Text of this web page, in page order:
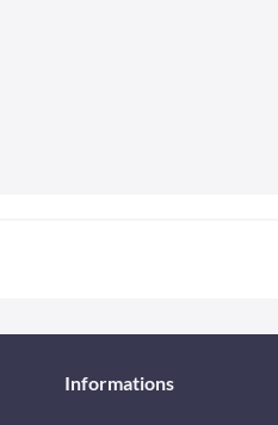
Informations